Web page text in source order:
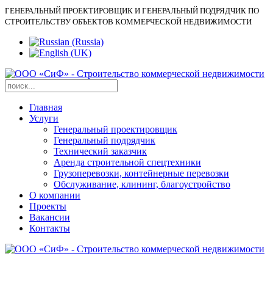
ГЕНЕРАЛЬНЫЙ ПРОЕКТИРОВЩИК И ГЕНЕРАЛЬНЫЙ ПОДРЯДЧИК ПО
СТРОИТЕЛЬСТВУ ОБЪЕКТОВ КОММЕРЧЕСКОЙ НЕДВИЖИМОСТИ
Главная
Услуги
Генеральный проектировщик
Генеральный подрядчик
Технический заказчик
Аренда строительной спецтехники
Грузоперевозки, контейнерные перевозки
Обслуживание, клининг, благоустройство
О компании
Проекты
Вакансии
Контакты